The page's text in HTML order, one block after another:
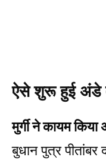
ऐसे शुरू हुई अंडे
मुर्गी ने कायम किया
बुधान पुत्र पीतांबर